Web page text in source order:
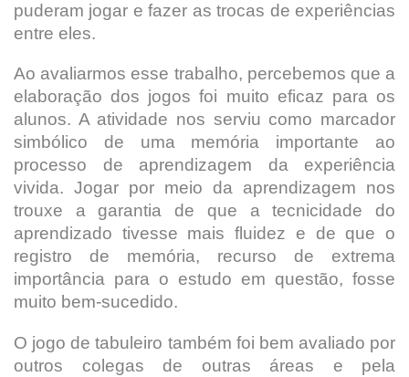
puderam jogar e fazer as trocas de experiências
entre eles.
Ao avaliarmos esse trabalho, percebemos que a
elaboração dos jogos foi muito eficaz para os
alunos. A atividade nos serviu como marcador
simbólico de uma memória importante ao
processo de aprendizagem da experiência
vivida. Jogar por meio da aprendizagem nos
trouxe a garantia de que a tecnicidade do
aprendizado tivesse mais fluidez e de que o
registro de memória, recurso de extrema
importância para o estudo em questão, fosse
muito bem-sucedido.
O jogo de tabuleiro também foi bem avaliado por
outros colegas de outras áreas e pela